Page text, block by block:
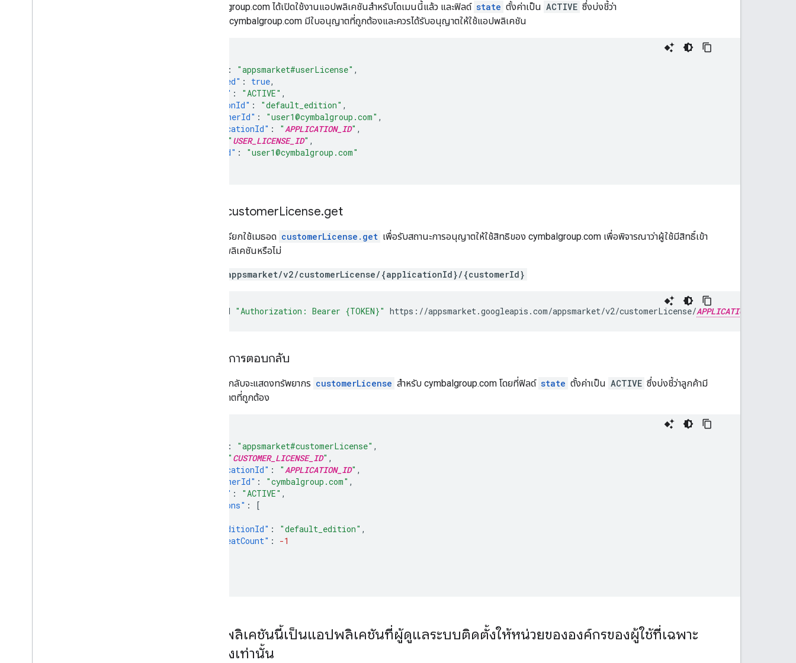
cymbalgroup.com ได้เปิดใช้งานแอปพลิเคชันสำหรับโดเมนนี้แล้ว และฟิลด์ state ตั้งค่าเป็น ACTIVE ซึ่งบ่งชี้ว่า
user1@cymbalgroup.com มีใบอนุญาตที่ถูกต้องและควรได้รับอนุญาตให้ใช้แอปพลิเคชัน
: "appsmarket#userLicense" ,
"enabled" : true,
"state" : "ACTIVE" ,
"editionId" : "default_edition" ,
"customerId" : "user1@cymbalgroup.com" ,
"applicationId" : "APPLICATION_ID" ,
" USER_LICENSE_ID" ,
"userId" :
"user1@cymbalgroup.com"
คำขอ customerLicense.get
คำขอนี้เรียกใช้เมธอด customerLicense.get เพื่อรับสถานะการอนุญาตให้ใช้สิทธิของ cymbalgroup.com เพื่อพิจารณาว่าผู้ใช้มีสิทธิ์เข้า
ถึงแอปพลิเคชันหรือไม่
GET /appsmarket/v2/customerLicense/{applicationId}/{customerId}
-H "Authorization: Bearer {TOKEN}" https://appsmarket.googleapis.com/appsmarket/v2/customerLicense/APPLICATION_ID
เนื้อหาการตอบกลับ
การตอบกลับจะแสดงทรัพยากร customerLicense สำหรับ cymbalgroup.com โดยที่ฟิลด์ state ตั้งค่าเป็น ACTIVE ซึ่งบ่งชี้ว่าลูกค้ามี
ใบอนุญาตที่ถูกต้อง
: "appsmarket#customerLicense" ,
" CUSTOMER_LICENSE_ID" ,
"applicationId" : "APPLICATION_ID" ,
"customerId" : "cymbalgroup.com" ,
"state" : "ACTIVE" ,
"editions" :
[
"editionId" : "default_edition" ,
"seatCount" :
-1
แอปพลิเคชันนี้เป็นแอปพลิเคชันที่ผู้ดูแลระบบติดตั้งให้หน่วยขององค์กรของผู้ใช้ที่เฉพาะ
เจาะจงเท่านั้น